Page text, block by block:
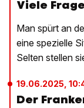
Viele
Man spürt an
eine spezielle
Selten stellen
19.06.2025,
Der